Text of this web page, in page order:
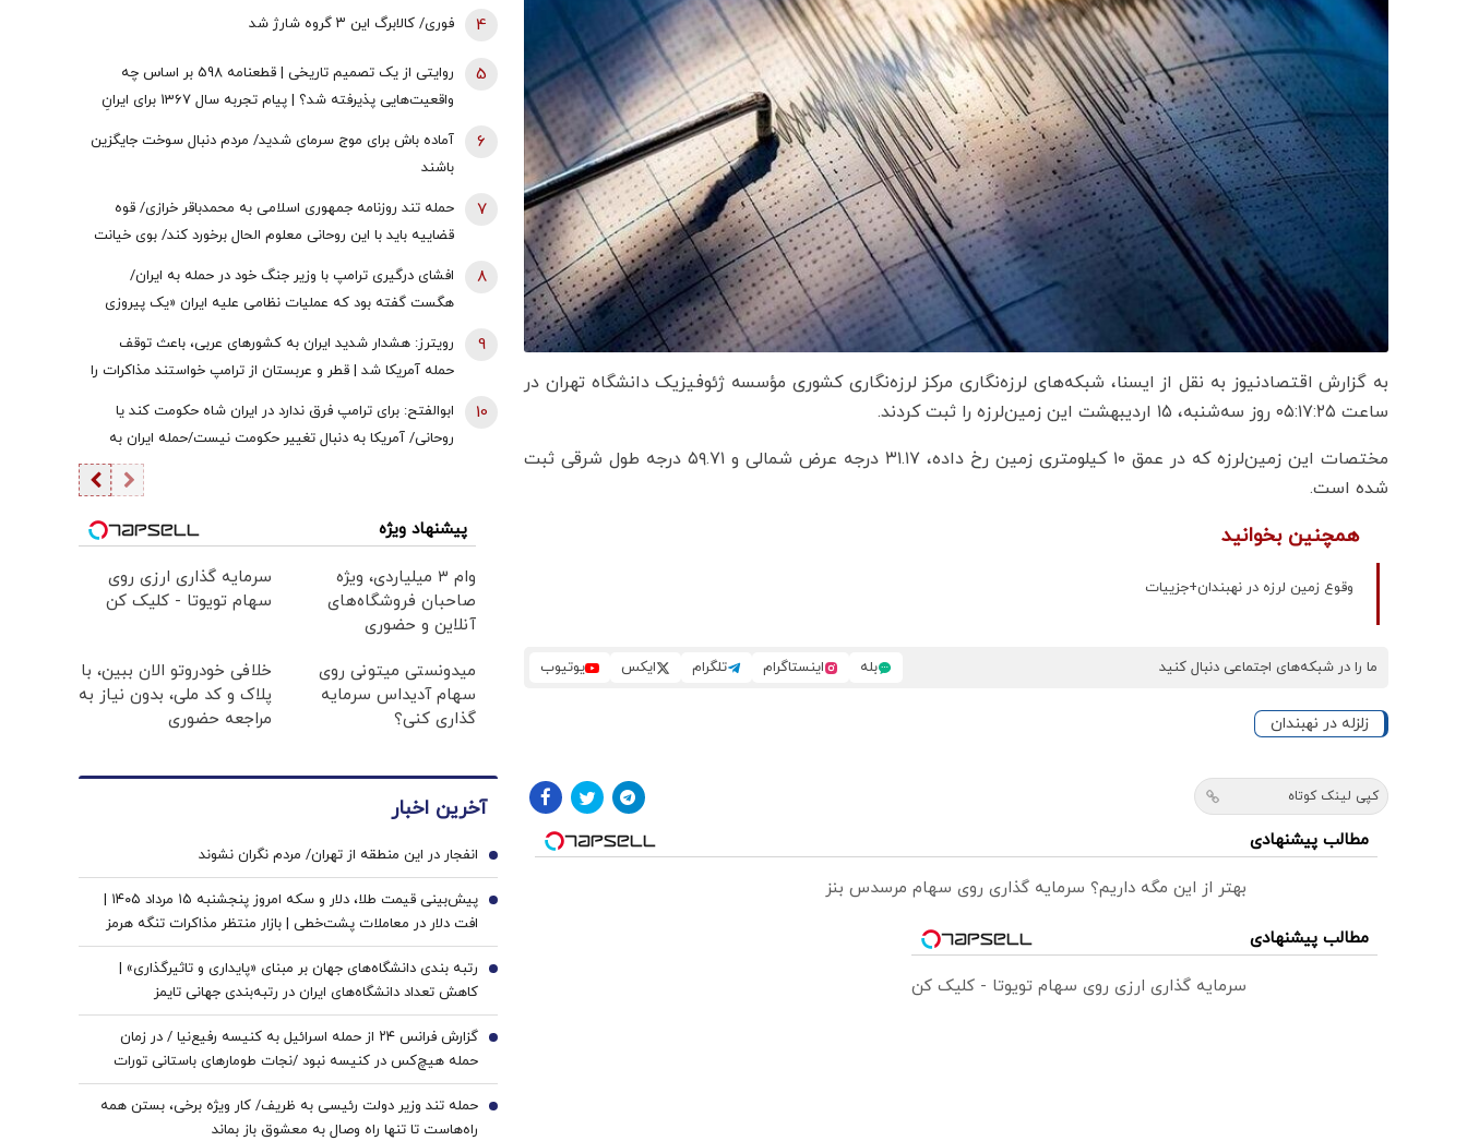
به گزارش اقتصادنیوز به نقل از ایسنا، شبکه‌های لرزه‌نگاری مرکز لرزه‌نگاری کشوری مؤسسه ژئوفیزیک دانشگاه تهران در
ساعت ۰۵:۱۷:۲۵ روز سه‌شنبه، ۱۵ اردیبهشت این زمین‌لرزه را ثبت کردند.
مختصات این زمین‌لرزه که در عمق ۱۰ کیلومتری زمین رخ داده، ۳۱.۱۷ درجه عرض شمالی و ۵۹.۷۱ درجه طول شرقی ثبت
شده است.
همچنین بخوانید
وقوع زمین لرزه در نهبندان+جزییات
ما را در شبکه‌های اجتماعی دنبال کنید بله اینستاگرام تلگرام ایکس یوتیوب
زلزله در نهبندان
کپی لینک کوتاه
مطالب پیشنهادی
بهتر از این مگه داریم؟ سرمایه گذاری روی سهام مرسدس بنز
مطالب پیشنهادی
سرمایه گذاری ارزی روی سهام تویوتا - کلیک کن
فوری/ کالابرگ این ۳ گروه شارژ شد 4
روایتی از یک تصمیم تاریخی | قطعنامه 598 بر اساس چه
واقعیت‌هایی پذیرفته شد؟ | پیام تجربه سال 1367 برای ایرانِ
5
آماده باش برای موج سرمای شدید/ مردم دنبال سوخت جایگزین
باشند
6
حمله تند روزنامه جمهوری اسلامی به محمدباقر خرازی/ قوه
قضاییه باید با این روحانی معلوم الحال برخورد کند/ بوی خیانت
به مشام می‌رسد
7
افشای درگیری ترامپ با وزیر جنگ خود در حمله به ایران/
هگست گفته بود که عملیات نظامی علیه ایران «یک پیروزی‌
8
رویترز: هشدار شدید ایران به کشورهای عربی، باعث توقف
حمله آمریکا شد | قطر و عربستان از ترامپ خواستند مذاکرات را
گرفت اگر ...
9
ابوالفتح: برای ترامپ فرق ندارد در ایران شاه حکومت کند یا
روحانی/ آمریکا به دنبال تغییر حکومت نیست/حمله ایران به
10
پیشنهاد ویژه
وام ۳ میلیاردی، ویژه
صاحبان فروشگاه‌های
آنلاین و حضوری
سرمایه گذاری ارزی روی
سهام تویوتا - کلیک کن
میدونستی میتونی روی
سهام آدیداس سرمایه
گذاری کنی؟
خلافی خودروتو الان ببین، با
پلاک و کد ملی، بدون نیاز به
مراجعه حضوری
آخرین اخبار
انفجار در این منطقه از تهران/ مردم نگران نشوند 1
پیش‌بینی قیمت طلا، دلار و سکه امروز پنجشنبه ۱۵ مرداد ۱۴۰۵ |
افت دلار در معاملات پشت‌خطی | بازار منتظر مذاکرات تنگه هرمز
2
رتبه بندی دانشگاه‌های جهان بر مبنای «پایداری و تاثیرگذاری» |
کاهش تعداد دانشگاه‌های ایران در رتبه‌بندی جهانی تایمز
3
گزارش فرانس ۲۴ از حمله اسرائیل به کنیسه رفیع‌نیا / در زمان
حمله هیچ‌کس در کنیسه نبود /نجات طومارهای باستانی تورات
4
حمله تند وزیر دولت رئیسی به ظریف/ کار ویژه برخی، بستن همه
راه‌هاست تا تنها راه وصال به معشوق باز بماند
5